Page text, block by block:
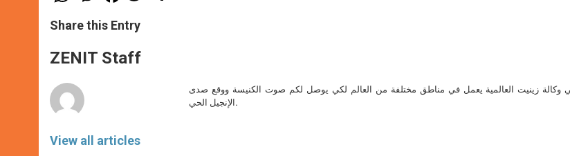
t
s
p
p
s
e
g
e
e
b
o
k
Share this Entry
ZENIT Staff
View all articles
وكالة زينيت العالمية يعمل في مناطق مختلفة من العالم لكي يوصل لكم صوت الكنيسة ووقع صدى
الإنجيل الحي.